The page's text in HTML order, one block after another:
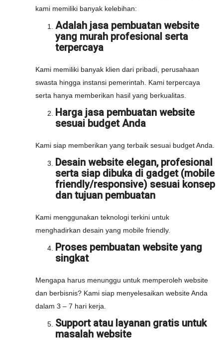
kami memiliki banyak kelebihan:
Adalah jasa pembuatan website
yang murah profesional serta
terpercaya
Kami memiliki banyak klien dari pribadi, perusahaan
swasta hingga instansi pemerintah. Kami terpercaya
serta hanya memberikan hasil yang berkualitas.
Harga jasa pembuatan website
sesuai budget Anda
Kami siap memberikan yang terbaik sesuai budget Anda.
Desain website elegan, profesional
serta siap dibuka di gadget (mobile
friendly/responsive) sesuai konsep
dan tujuan pembuatan
Kami menggunakan teknologi terkini untuk
menghadirkan desain yang mobile friendly.
Proses pembuatan website yang
singkat
Mengapa harus menunggu untuk memperoleh website
dan berbisnis? Kami siap menyelesaikan website Anda
dalam 3 – 7 hari kerja.
Support atau layanan gratis untuk
masalah website